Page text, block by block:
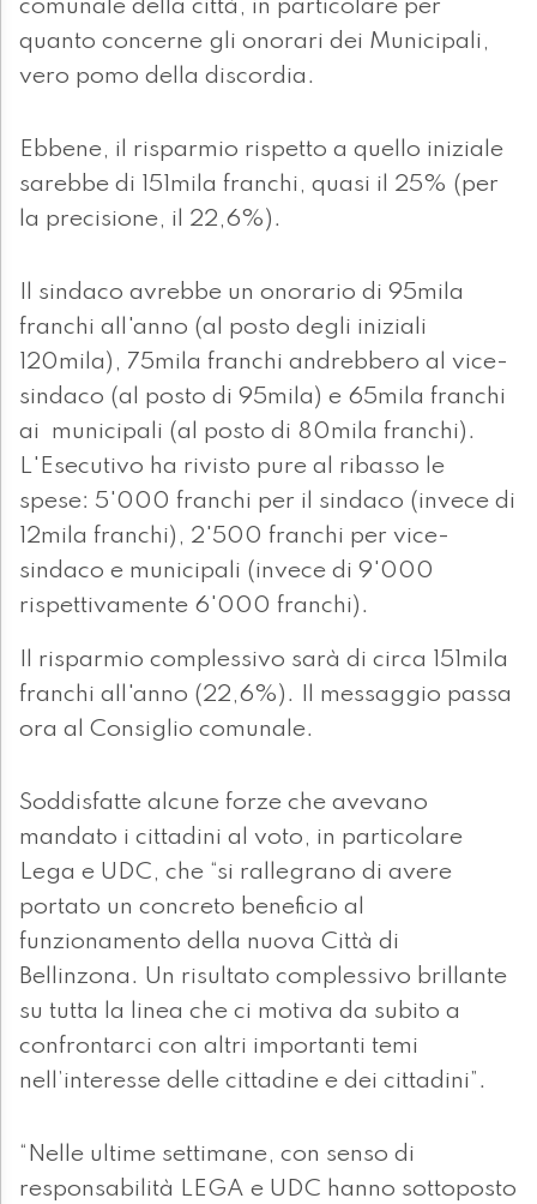
comunale della città, in particolare per
quanto concerne gli onorari dei Municipali,
vero pomo della discordia.
Ebbene, il risparmio rispetto a quello iniziale
sarebbe di 151mila franchi, quasi il 25% (per
la precisione, il 22,6%).
Il sindaco avrebbe un onorario di 95mila
franchi all'anno (al posto degli iniziali
120mila), 75mila franchi andrebbero al vice-
sindaco (al posto di 95mila) e 65mila franchi
ai municipali (al posto di 80mila franchi).
L'Esecutivo ha rivisto pure al ribasso le
spese: 5'000 franchi per il sindaco (invece di
12mila franchi), 2'500 franchi per vice-
sindaco e municipali (invece di 9'000
rispettivamente 6'000 franchi).
Il risparmio complessivo sarà di circa 151mila
franchi all'anno (22,6%). Il messaggio passa
ora al Consiglio comunale.
Soddisfatte alcune forze che avevano
mandato i cittadini al voto, in particolare
Lega e UDC, che “si rallegrano di avere
portato un concreto beneficio al
funzionamento della nuova Città di
Bellinzona. Un risultato complessivo brillante
su tutta la linea che ci motiva da subito a
confrontarci con altri importanti temi
nell’interesse delle cittadine e dei cittadini”.
“Nelle ultime settimane, con senso di
responsabilità LEGA e UDC hanno sottoposto